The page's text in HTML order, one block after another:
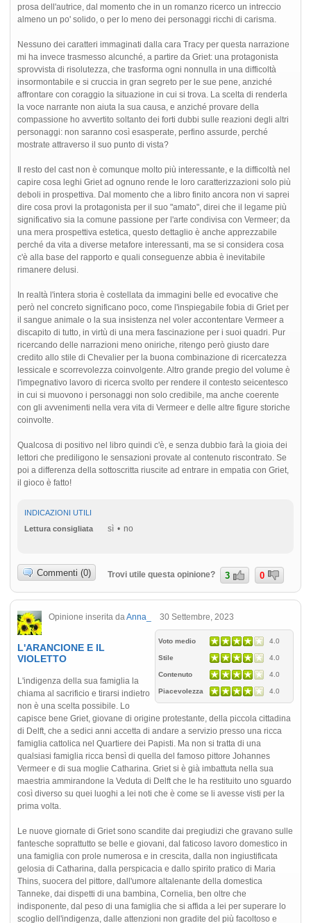
prosa dell'autrice, dal momento che in un romanzo ricerco un intreccio
almeno un po' solido, o per lo meno dei personaggi ricchi di carisma.
Nessuno dei caratteri immaginati dalla cara Tracy per questa narrazione
mi ha invece trasmesso alcunché, a partire da Griet: una protagonista
sprovvista di risolutezza, che trasforma ogni nonnulla in una difficoltà
insormontabile e si cruccia in gran segreto per le sue pene, anziché
affrontare con coraggio la situazione in cui si trova. La scelta di renderla
la voce narrante non aiuta la sua causa, e anziché provare della
compassione ho avvertito soltanto dei forti dubbi sulle reazioni degli altri
personaggi: non saranno così esasperate, perfino assurde, perché
mostrate attraverso il suo punto di vista?
Il resto del cast non è comunque molto più interessante, e la difficoltà nel
capire cosa leghi Griet ad ognuno rende le loro caratterizzazioni solo più
deboli in prospettiva. Dal momento che a libro finito ancora non vi saprei
dire cosa provi la protagonista per il suo "amato", direi che il legame più
significativo sia la comune passione per l'arte condivisa con Vermeer; da
una mera prospettiva estetica, questo dettaglio è anche apprezzabile
perché da vita a diverse metafore interessanti, ma se si considera cosa
c'è alla base del rapporto e quali conseguenze abbia è inevitabile
rimanere delusi.
In realtà l'intera storia è costellata da immagini belle ed evocative che
però nel concreto significano poco, come l'inspiegabile fobia di Griet per
il sangue animale o la sua insistenza nel voler accontentare Vermeer a
discapito di tutto, in virtù di una mera fascinazione per i suoi quadri. Pur
ricercando delle narrazioni meno oniriche, ritengo però giusto dare
credito allo stile di Chevalier per la buona combinazione di ricercatezza
lessicale e scorrevolezza coinvolgente. Altro grande pregio del volume è
l'impegnativo lavoro di ricerca svolto per rendere il contesto seicentesco
in cui si muovono i personaggi non solo credibile, ma anche coerente
con gli avvenimenti nella vera vita di Vermeer e delle altre figure storiche
coinvolte.
Qualcosa di positivo nel libro quindi c'è, e senza dubbio farà la gioia dei
lettori che prediligono le sensazioni provate al contenuto riscontrato. Se
poi a differenza della sottoscritta riuscite ad entrare in empatia con Griet,
il gioco è fatto!
INDICAZIONI UTILI
Lettura consigliata
sì no
Commenti (0) Trovi utile questa opinione? 3 0
Opinione inserita da Anna_ 30 Settembre, 2023
Voto medio 4.0
Stile 4.0
Contenuto 4.0
Piacevolezza 4.0
L'ARANCIONE E IL
VIOLETTO
L'indigenza della sua famiglia la
chiama al sacrificio e tirarsi indietro
non è una scelta possibile. Lo
capisce bene Griet, giovane di origine protestante, della piccola cittadina
di Delft, che a sedici anni accetta di andare a servizio presso una ricca
famiglia cattolica nel Quartiere dei Papisti. Ma non si tratta di una
qualsiasi famiglia ricca bensì di quella del famoso pittore Johannes
Vermeer e di sua moglie Catharina. Griet si è già imbattuta nella sua
maestria ammirandone la Veduta di Delft che le ha restituito uno sguardo
così diverso su quei luoghi a lei noti che è come se li avesse visti per la
prima volta.
Le nuove giornate di Griet sono scandite dai pregiudizi che gravano sulle
fantesche soprattutto se belle e giovani, dal faticoso lavoro domestico in
una famiglia con prole numerosa e in crescita, dalla non ingiustificata
gelosia di Catharina, dalla perspicacia e dallo spirito pratico di Maria
Thins, suocera del pittore, dall'umore altalenante della domestica
Tanneke, dai dispetti di una bambina, Cornelia, ben oltre che
indisponente, dal peso di una famiglia che si affida a lei per superare lo
scoglio dell'indigenza, dalle attenzioni non gradite del più facoltoso e